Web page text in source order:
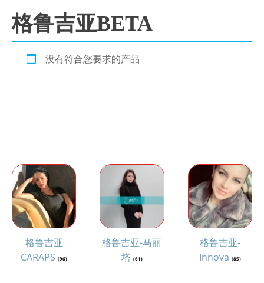
格鲁吉亚BETA
没有符合您要求的产品
格鲁吉亚
CARAPS(96)
格鲁吉亚-马丽
塔 (61)
格鲁吉亚-
Innova (85)